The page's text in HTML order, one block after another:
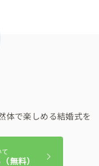
レルギーの方は、個別
手紙を、新郎様もご
員の名前を呼んでい
パーティはお開きへ
ストさんに依頼し、
を使用しました）
ンプを押し、旅行に
体で楽しめる結婚式を
無料）